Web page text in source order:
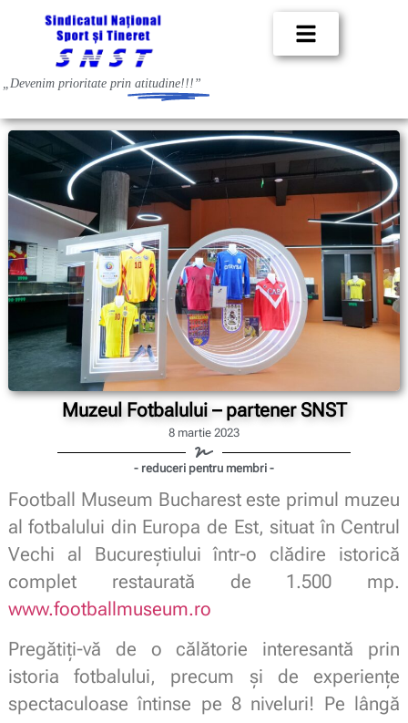
„Devenim prioritate prin atitudine!!!”
Muzeul Fotbalului – partener SNST
8 martie 2023
- reduceri pentru membri -
Football Museum Bucharest este primul muzeu
al fotbalului din Europa de Est, situat în Centrul
Vechi al Bucureștiului într-o clădire istorică
complet restaurată de 1.500 mp.
www.footballmuseum.ro
Pregătiți-vă de o călătorie interesantă prin
istoria fotbalului, precum și de experiențe
spectaculoase întinse pe 8 niveluri! Pe lângă